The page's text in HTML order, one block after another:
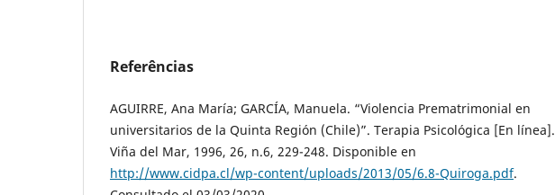
Referências
AGUIRRE, Ana María; GARCÍA, Manuela. “Violencia Prematrimonial en
universitarios de la Quinta Región (Chile)”. Terapia Psicológica [En línea].
Viña del Mar, 1996, 26, n.6, 229-248. Disponible en
http://www.cidpa.cl/wp-content/uploads/2013/05/6.8-Quiroga.pdf.